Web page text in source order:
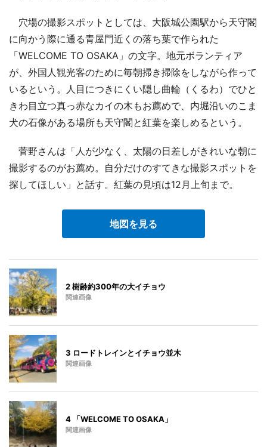
穴場の撮影スポットとしては、大阪城公園駅から天守閣
に向かう際に通る青屋門近くの落ち葉で作られた
「WELCOME TO OSAKA」の文字。地元ボランティア
が、外国人観光客のために毎朝掃き掃除をしながら作って
いるという。人目につきにくい隠し曲輪（くるわ）でひと
きわ目立つ真っ赤なカイの木もお薦めで、内堀沿いのこま
犬の石像がある場所も天守閣と紅葉を楽しめるという。
菅野さんは「人が少なく、太陽の日差しがきれいな朝に
撮影するのがお薦め。自分だけのすてきな撮影スポットを
探してほしい」と話す。紅葉の見頃は12月上旬まで。
地図を見る
2 樹齢約300年の大イチョウ
関連画像
3 ロードトレインとイチョウ並木
関連画像
4 「WELCOME TO OSAKA」
関連画像